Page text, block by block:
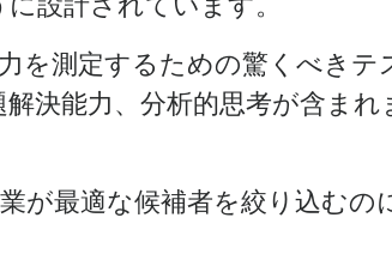
を測定するための驚くべきテ
決能力、分析的思考が含まれ
が最適な候補者を絞り込むの